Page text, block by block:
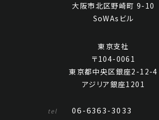
大阪市北区野崎町 9-10
SoWAsビル
東京支社
〒104-0061
東京都中央区銀座2-12-4
アジリア銀座1201
tel 06-6363-3033